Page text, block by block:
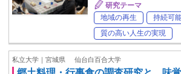
研究テーマ
地域の再生
持続可
質の高い人生の実現
私立大学｜宮城県 仙台白百合大学